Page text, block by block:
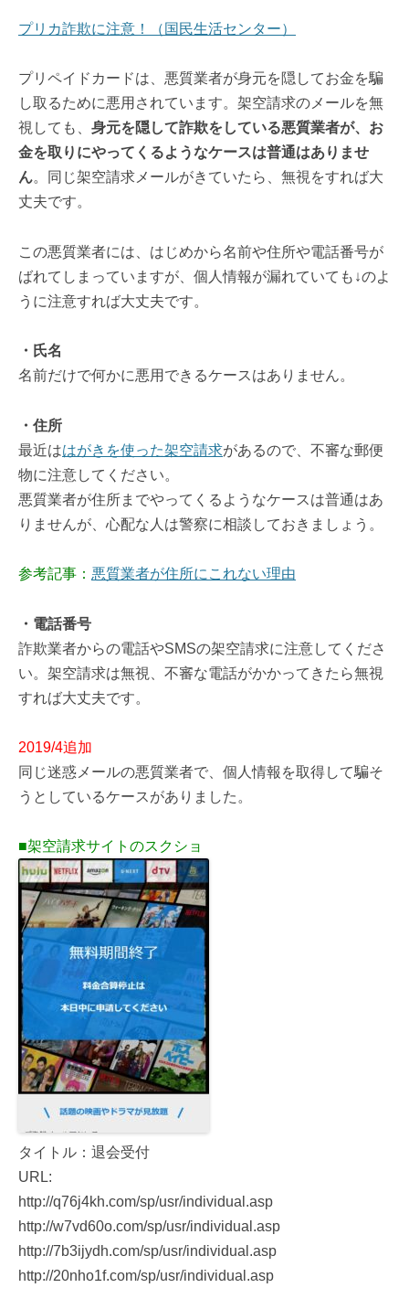
プリカ詐欺に注意！（国民生活センター）
プリペイドカードは、悪質業者が身元を隠してお金を騙
し取るために悪用されています。架空請求のメールを無
視しても、 身元を隠して詐欺をしている悪質業者が、お
金を取りにやってくるようなケースは普通はありませ
ん。同じ架空請求メールがきていたら、無視をすれば大
丈夫です。
この悪質業者には、はじめから名前や住所や電話番号が
ばれてしまっていますが、個人情報が漏れていても↓のよ
うに注意すれば大丈夫です。
・氏名
名前だけで何かに悪用できるケースはありません。
・住所
最近ははがきを使った架空請求があるので、不審な郵便
物に注意してください。
悪質業者が住所までやってくるようなケースは普通はあ
りませんが、心配な人は警察に相談しておきましょう。
参考記事： 悪質業者が住所にこれない理由
・電話番号
詐欺業者からの電話やSMSの架空請求に注意してくださ
い。架空請求は無視、不審な電話がかかってきたら無視
すれば大丈夫です。
2019/4追加
同じ迷惑メールの悪質業者で、個人情報を取得して騙そ
うとしているケースがありました。
■架空請求サイトのスクショ
タイトル：退会受付
URL:
http://q76j4kh.com/sp/usr/individual.asp
http://w7vd60o.com/sp/usr/individual.asp
http://7b3ijydh.com/sp/usr/individual.asp
http://20nho1f.com/sp/usr/individual.asp